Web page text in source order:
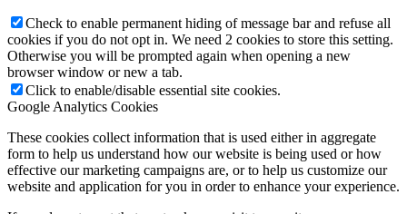
Check to enable permanent hiding of message bar and refuse all
cookies if you do not opt in. We need 2 cookies to store this setting.
Otherwise you will be prompted again when opening a new
browser window or new a tab.
Click to enable/disable essential site cookies.
Google Analytics Cookies
These cookies collect information that is used either in aggregate
form to help us understand how our website is being used or how
effective our marketing campaigns are, or to help us customize our
website and application for you in order to enhance your experience.